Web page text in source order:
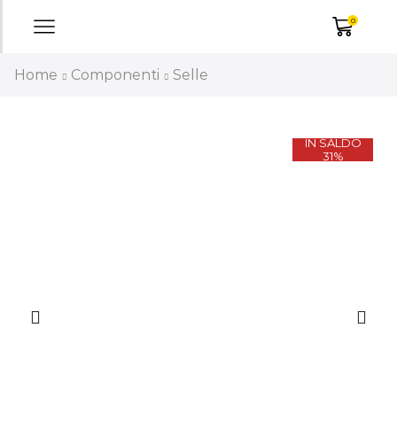
0
Home Componenti Selle
IN SALDO
31%